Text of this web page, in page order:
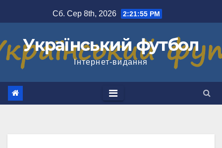
до
Сб. Сер 8th, 2026 2:21:55 PM
Український футбол
Інтернет-видання